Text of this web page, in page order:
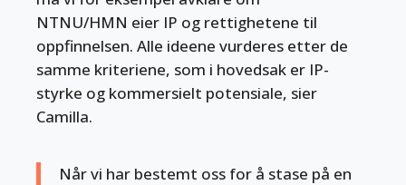
NTNU/HMN eier IP og rettighetene til
oppfinnelsen. Alle ideene vurderes etter de
samme kriteriene, som i hovedsak er IP-
styrke og kommersielt potensiale, sier
Camilla.
Når vi har bestemt oss for å stase på en